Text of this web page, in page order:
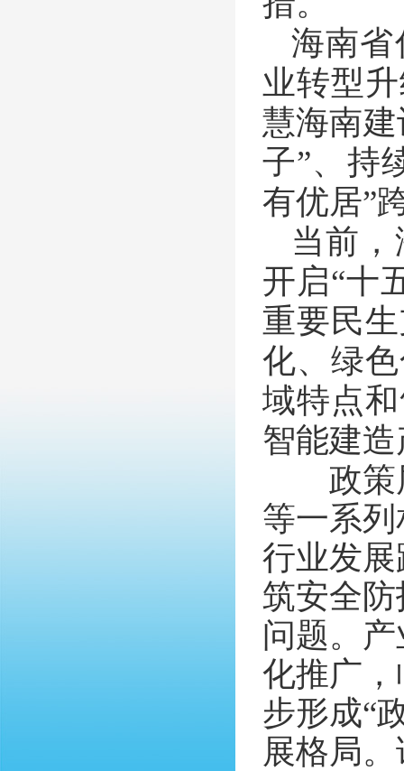
海南省
业转型
慧海南
子”、持
有优居”
当前
开启“十
重要民
化、绿
域特点
智能建
政策层
等一系
行业发
筑安全
问题。
化推广
步形成“
展格局